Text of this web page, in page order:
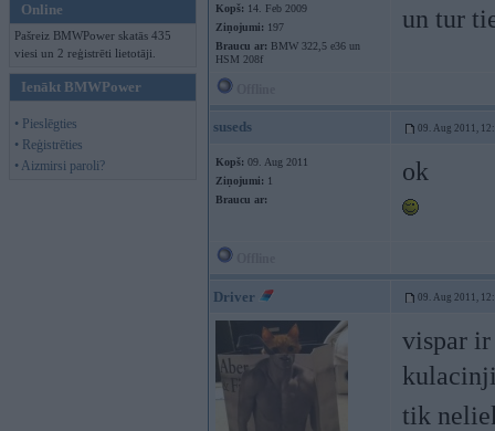
Online
Pašreiz BMWPower skatās 435
viesi un 2 reģistrēti lietotāji.
Ienākt BMWPower
• Pieslēgties
• Reģistrēties
• Aizmirsi paroli?
Kopš: 14. Feb 2009
Ziņojumi: 197
Braucu ar: BMW 322,5 e36 un
HSM 208f
un tur
suseds 09. Aug 2011,
Kopš: 09. Aug 2011
Ziņojumi: 1
Braucu ar:
ok
Driver 09. Aug 2011,
vispar ir
tik